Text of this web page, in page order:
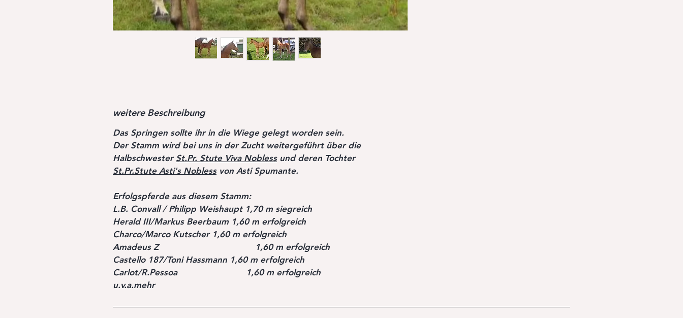
weitere Beschreibung
Das Springen sollte ihr in die Wiege gelegt worden sein.
Der Stamm wird bei uns in der Zucht weitergeführt über die
Halbschwester St.Pr. Stute Viva Noblessund deren Tochter
St.Pr.Stute Asti's Noblessvon Asti Spumante.
Erfolgspferde aus diesem Stamm:
L.B. Convall / Philipp Weishaupt 1,70 m siegreich
Herald III/Markus Beerbaum 1,60 m erfolgreich
Charco/Marco Kutscher 1,60 m erfolgreich
Amadeus Z 1,60 m erfolgreich
Castello 187/Toni Hassmann 1,60 m erfolgreich
Carlot/R.Pessoa 1,60 m erfolgreich
u.v.a.mehr